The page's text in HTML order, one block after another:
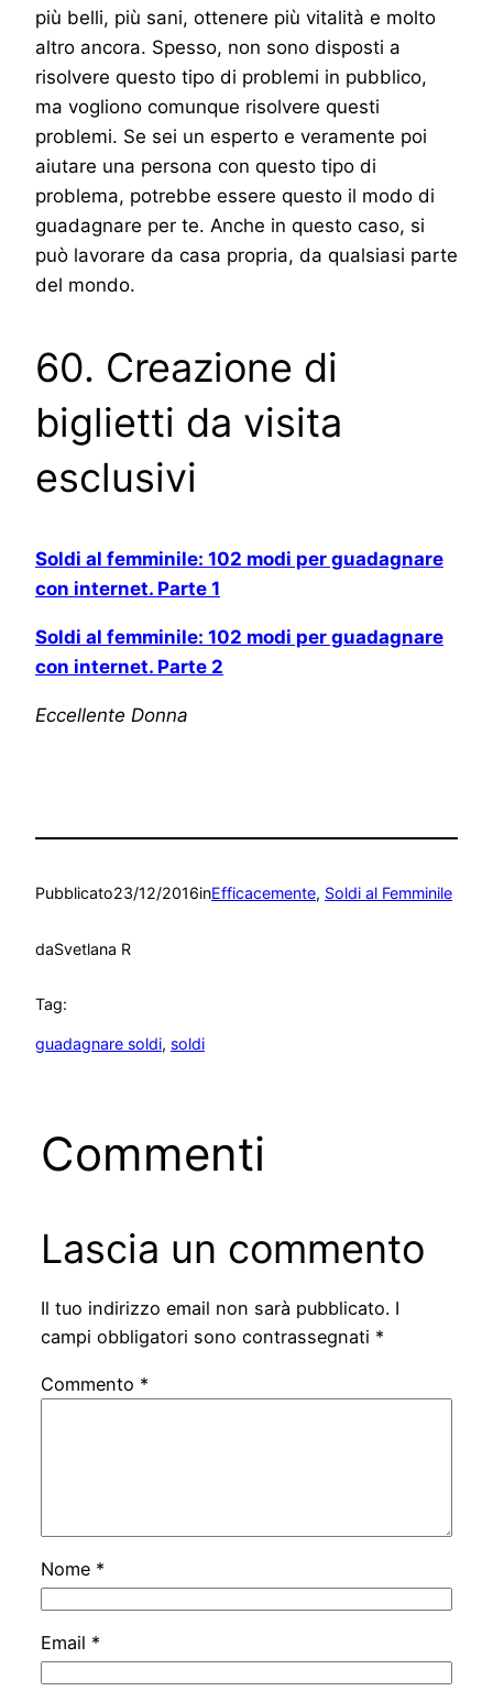
più belli, più sani, ottenere più vitalità e molto
altro ancora. Spesso, non sono disposti a
risolvere questo tipo di problemi in pubblico,
ma vogliono comunque risolvere questi
problemi. Se sei un esperto e veramente poi
aiutare una persona con questo tipo di
problema, potrebbe essere questo il modo di
guadagnare per te. Anche in questo caso, si
può lavorare da casa propria, da qualsiasi parte
del mondo.
60. Creazione di
biglietti da visita
esclusivi
Soldi al femminile: 102 modi per guadagnare
con internet. Parte 1
Soldi al femminile: 102 modi per guadagnare
con internet. Parte 2
Eccellente Donna
Pubblicato23/12/2016inEfficacemente, Soldi al Femminile
daSvetlana R
Tag:
guadagnare soldi, soldi
Commenti
Lascia un commento
Il tuo indirizzo email non sarà pubblicato. I
campi obbligatori sono contrassegnati *
Commento *
Nome *
Email *